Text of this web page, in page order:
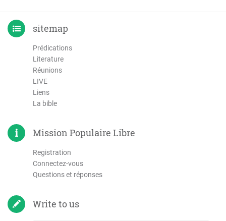
sitemap
Prédications
Literature
Réunions
LIVE
Liens
La bible
Mission Populaire Libre
Registration
Connectez-vous
Questions et réponses
Write to us